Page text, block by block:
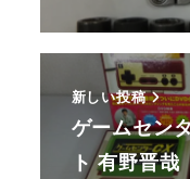
新しい投稿
ゲームセン
ト 有野晋哉